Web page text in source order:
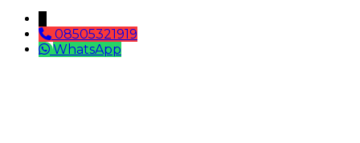
08505321919
WhatsApp